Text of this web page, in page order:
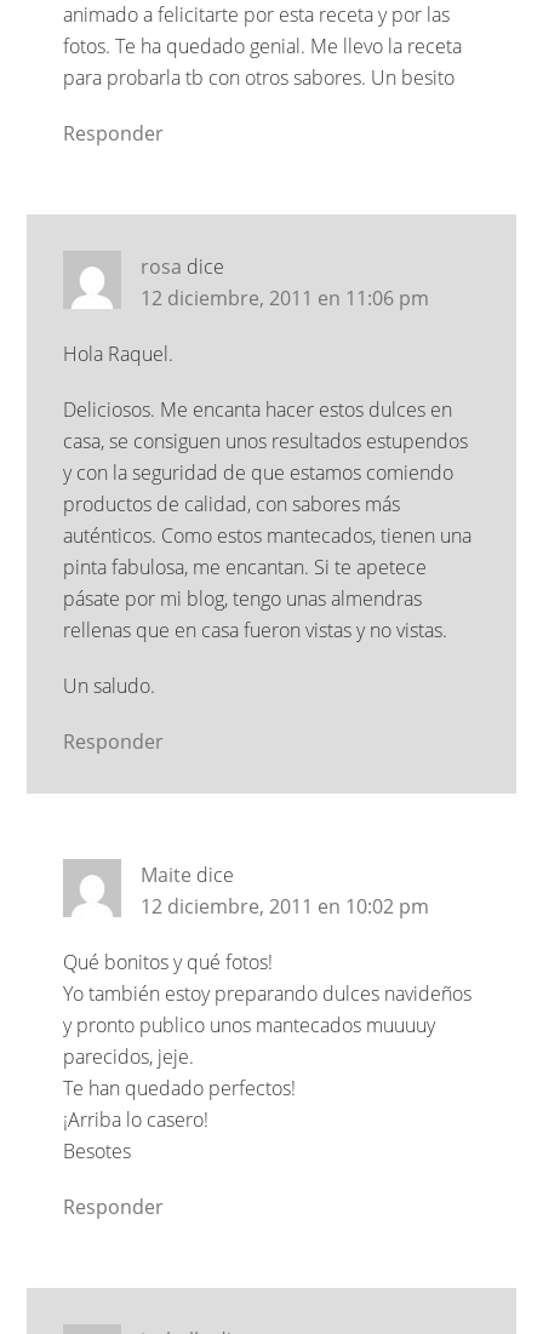
animado a felicitarte por esta receta y por las
fotos. Te ha quedado genial. Me llevo la receta
para probarla tb con otros sabores. Un besito
Responder
rosa dice
12 diciembre, 2011 en 11:06 pm
Hola Raquel.
Deliciosos. Me encanta hacer estos dulces en
casa, se consiguen unos resultados estupendos
y con la seguridad de que estamos comiendo
productos de calidad, con sabores más
auténticos. Como estos mantecados, tienen una
pinta fabulosa, me encantan. Si te apetece
pásate por mi blog, tengo unas almendras
rellenas que en casa fueron vistas y no vistas.
Un saludo.
Responder
Maite dice
12 diciembre, 2011 en 10:02 pm
Qué bonitos y qué fotos!
Yo también estoy preparando dulces navideños
y pronto publico unos mantecados muuuuy
parecidos, jeje.
Te han quedado perfectos!
¡Arriba lo casero!
Besotes
Responder